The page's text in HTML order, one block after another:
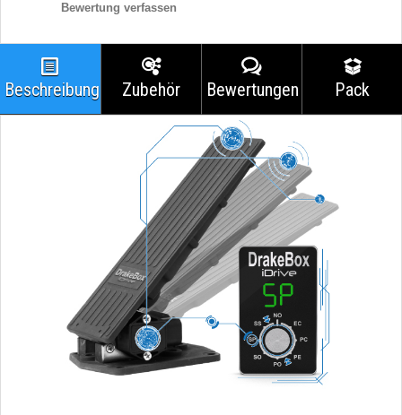
Bewertung verfassen
Beschreibung Zubehör Bewertungen Pack